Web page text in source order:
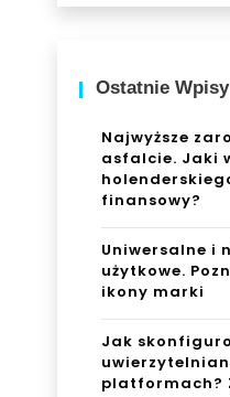
em
dow
s?
Ostatnie Wpisy
Najwyższe
asfalcie. Jaki
finansowy?
Uniwersalne i
użytkowe.
ikony marki
Jak
platformach?